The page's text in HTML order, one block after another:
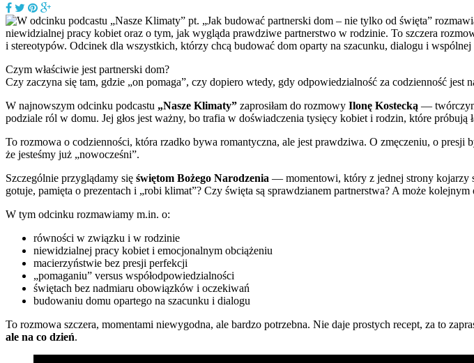
Czym właściwie jest partnerski dom?
Czy zaczyna się tam, gdzie „on pomaga”, czy dopiero wtedy, gdy odpowiedzialność za codzienność
W najnowszym odcinku podcastu „Nasze Klimaty” zaprosiłam do rozmowy Ilonę Kostecką —
podziale ról w domu. Jej głos jest ważny, bo trafia w doświadczenia tysięcy kobiet i rodzin, które próbują
To rozmowa o codzienności, która rzadko bywa romantyczna, ale jest prawdziwa. O zmęczeniu, o
że jesteśmy już „nowocześni”.
Szczególnie przyglądamy się świętom Bożego Narodzenia — momentowi, który z jednej strony kojarzy
gotuje, pamięta o prezentach i „robi klimat”? Czy święta są sprawdzianem partnerstwa? A może
W tym odcinku rozmawiamy m.in. o:
równości w związku i w rodzinie
niewidzialnej pracy kobiet i emocjonalnym obciążeniu
macierzyństwie bez presji perfekcji
„pomaganiu” versus współodpowiedzialności
świętach bez nadmiaru obowiązków i oczekiwań
budowaniu domu opartego na szacunku i dialogu
To rozmowa szczera, momentami niewygodna, ale bardzo potrzebna. Nie daje prostych recept, za to
ale na co dzień.